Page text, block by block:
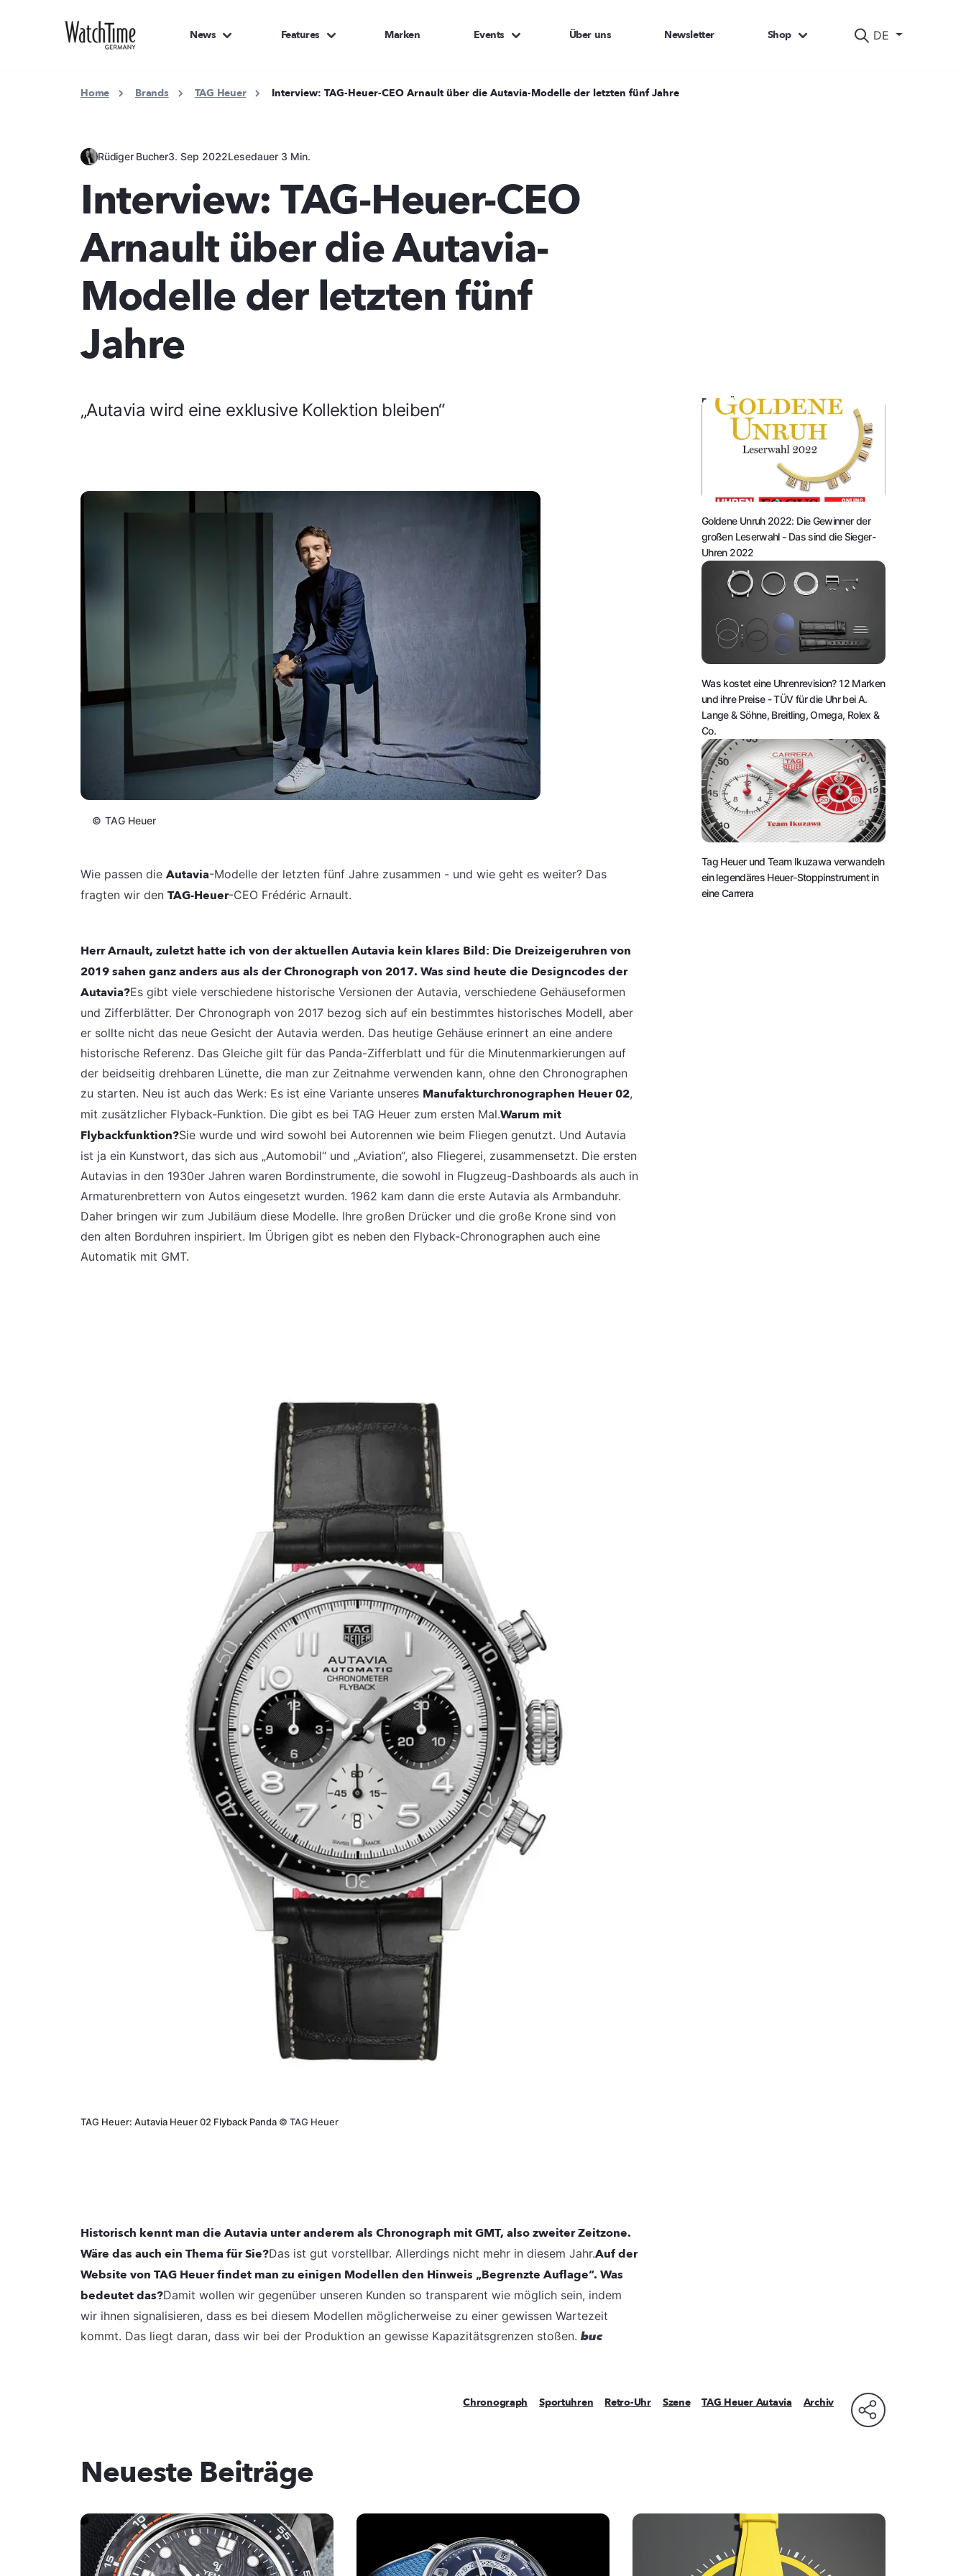
DE
News Features Marken Events Über uns Newsletter Shop
Home Brands TAG Heuer Interview: TAG-Heuer-CEO Arnault über die Autavia-Modelle der letzten fünf Jahre
Rüdiger Bucher3. Sep 2022Lesedauer 3 Min.
Interview: TAG-Heuer-CEO
Arnault über die Autavia-
Modelle der letzten fünf
Jahre
„Autavia wird eine exklusive Kollektion bleiben“
© TAG Heuer
Wie passen die Autavia-Modelle der letzten fünf Jahre zusammen - und wie geht es weiter? Das
fragten wir den TAG-Heuer-CEO Frédéric Arnault.
Herr Arnault, zuletzt hatte ich von der aktuellen Autavia kein klares Bild: Die Dreizeigeruhren von
2019 sahen ganz anders aus als der Chronograph von 2017. Was sind heute die Designcodes der
Autavia?Es gibt viele verschiedene historische Versionen der Autavia, verschiedene Gehäuseformen
und Zifferblätter. Der Chronograph von 2017 bezog sich auf ein bestimmtes historisches Modell, aber
er sollte nicht das neue Gesicht der Autavia werden. Das heutige Gehäuse erinnert an eine andere
historische Referenz. Das Gleiche gilt für das Panda-Zifferblatt und für die Minutenmarkierungen auf
der beidseitig drehbaren Lünette, die man zur Zeitnahme verwenden kann, ohne den Chronographen
zu starten. Neu ist auch das Werk: Es ist eine Variante unseres Manufakturchronographen Heuer 02,
mit zusätzlicher Flyback-Funktion. Die gibt es bei TAG Heuer zum ersten Mal.Warum mit
Flybackfunktion?Sie wurde und wird sowohl bei Autorennen wie beim Fliegen genutzt. Und Autavia
ist ja ein Kunstwort, das sich aus „Automobil“ und „Aviation“, also Fliegerei, zusammensetzt. Die ersten
Autavias in den 1930er Jahren waren Bordinstrumente, die sowohl in Flugzeug-Dashboards als auch in
Armaturenbrettern von Autos eingesetzt wurden. 1962 kam dann die erste Autavia als Armbanduhr.
Daher bringen wir zum Jubiläum diese Modelle. Ihre großen Drücker und die große Krone sind von
den alten Borduhren inspiriert. Im Übrigen gibt es neben den Flyback-Chronographen auch eine
Automatik mit GMT.
TAG Heuer: Autavia Heuer 02 Flyback Panda © TAG Heuer
Historisch kennt man die Autavia unter anderem als Chronograph mit GMT, also zweiter Zeitzone.
Wäre das auch ein Thema für Sie?Das ist gut vorstellbar. Allerdings nicht mehr in diesem Jahr.Auf der
Website von TAG Heuer findet man zu einigen Modellen den Hinweis „Begrenzte Auflage“. Was
bedeutet das?Damit wollen wir gegenüber unseren Kunden so transparent wie möglich sein, indem
wir ihnen signalisieren, dass es bei diesem Modellen möglicherweise zu einer gewissen Wartezeit
kommt. Das liegt daran, dass wir bei der Produktion an gewisse Kapazitätsgrenzen stoßen. buc
DAS KÖNNTE SIE AUCH INTERESSIEREN:
Goldene Unruh 2022: Die Gewinner der
großen Leserwahl - Das sind die Sieger-
Uhren 2022
Was kostet eine Uhrenrevision? 12 Marken
und ihre Preise - TÜV für die Uhr bei A.
Lange & Söhne, Breitling, Omega, Rolex &
Co.
Tag Heuer und Team Ikuzawa verwandeln
ein legendäres Heuer-Stoppinstrument in
eine Carrera
Chronograph Sportuhren Retro-Uhr Szene TAG Heuer Autavia Archiv
Neueste Beiträge